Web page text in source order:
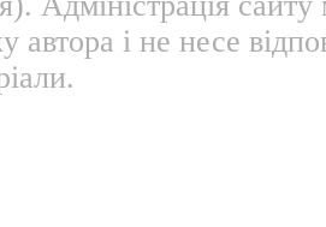
автора і не несе